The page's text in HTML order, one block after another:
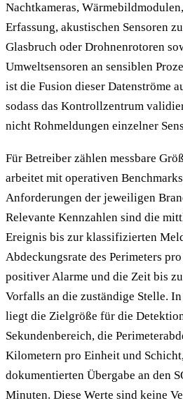
Nachtkameras,
Erfassung, akustischen Sensoren
Glasbruch oder Drohnenrotoren
Umweltsensoren an sensiblen
ist die Fusion dieser Datenströme
sodass das Kontrollzentrum
nicht Rohmeldungen einzelner
Für Betreiber zählen messbare
arbeitet mit operativen
Anforderungen der jeweiligen
Relevante Kennzahlen sind die
Ereignis bis zur klassifizierten
Abdeckungsrate des Perimeters
positiver Alarme und die Zeit bis
Vorfalls an die zuständige Stelle.
liegt die Zielgröße für die
Sekundenbereich, die
Kilometern pro Einheit und
dokumentierten Übergabe an den
Minuten. Diese Werte sind keine